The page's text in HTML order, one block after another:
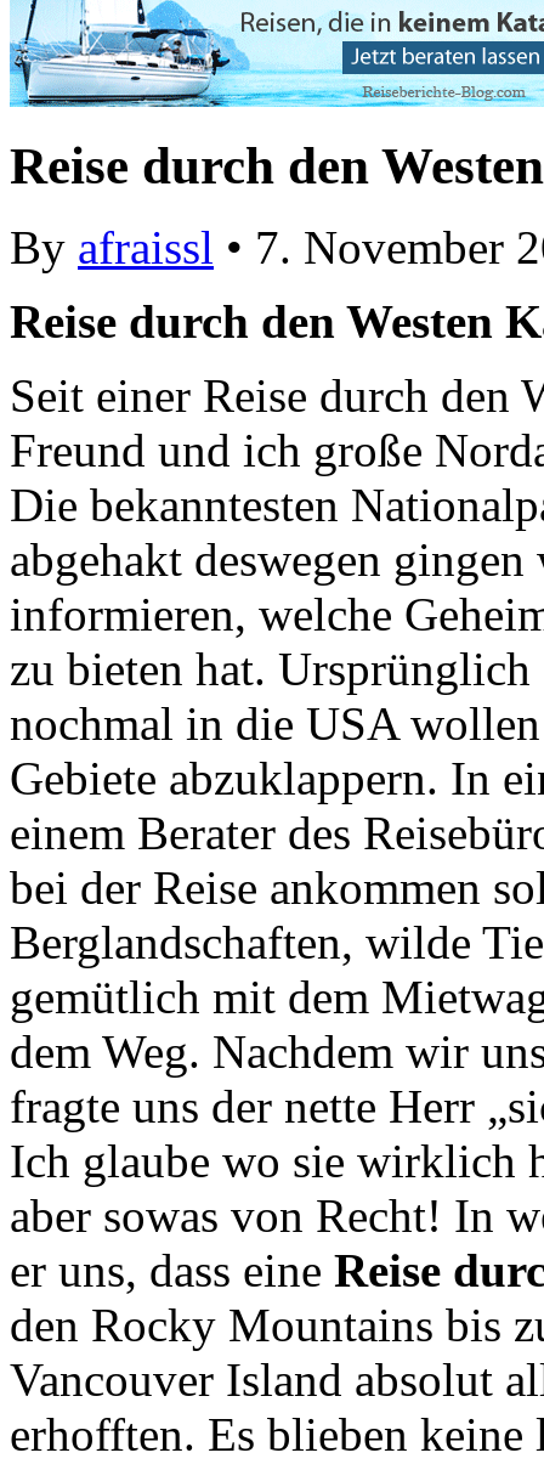
Reise durch den
By afraissl • 7. November
Reise durch den Westen
Seit einer Reise durch den
Freund und ich große
Die bekanntesten
abgehakt deswegen
informieren, welche
zu bieten hat.
nochmal in die USA
Gebiete abzuklappern. In
einem Berater des
bei der Reise ankommen
Berglandschaften, wilde
gemütlich mit dem
dem Weg. Nachdem wir
fragte uns der nette Herr
Ich glaube wo sie wirklich
aber sowas von Recht! In
er uns, dass eine Reise
den Rocky Mountains bis
Vancouver Island absolut
erhofften. Es blieben